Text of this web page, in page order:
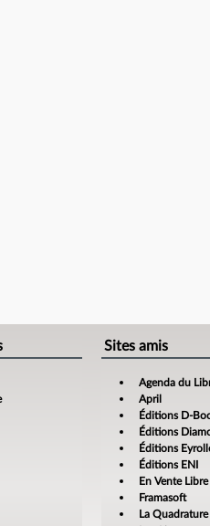
Sites amis
Agenda du
April
Éditions D-
Éditions
Éditions
Éditions ENI
En Vente Libre
Framasoft
La